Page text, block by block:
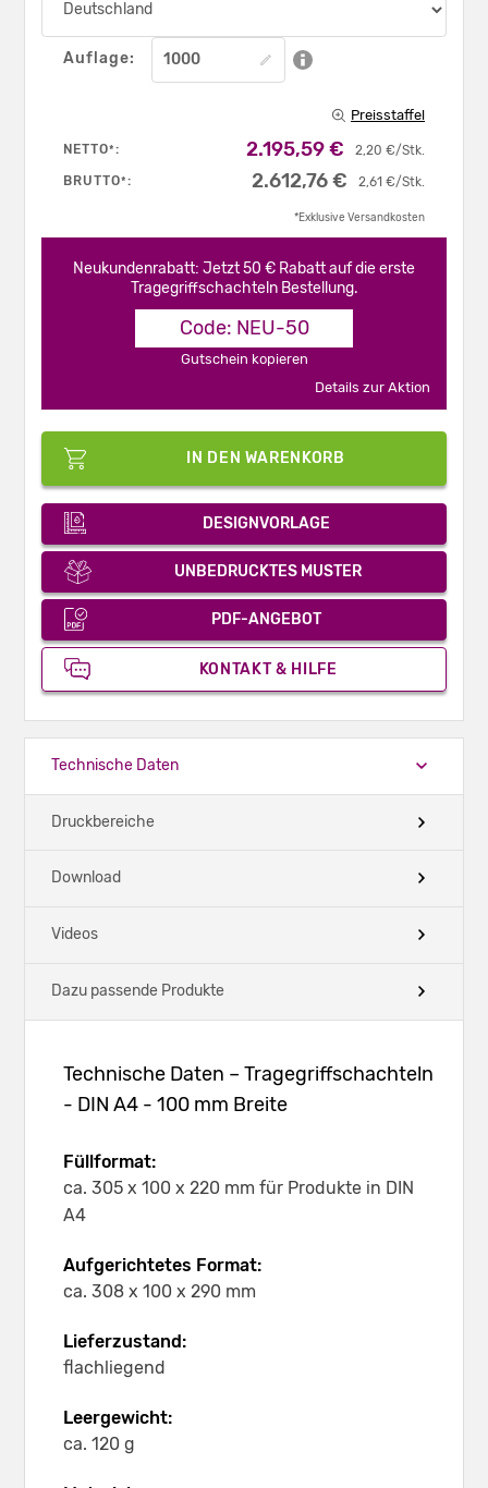
Auflage:
Preisstaffel
NETTO*: 2,20 €/Stk.
2.195,59 €
BRUTTO*: 2,61 €/Stk.
2.612,76 €
*Exklusive Versandkosten
Neukundenrabatt: Jetzt 50 € Rabatt auf die erste
Tragegriffschachteln Bestellung.
Code: NEU-50
Gutschein kopieren
Details zur Aktion
IN DEN WARENKORB
DESIGNVORLAGE
UNBEDRUCKTES MUSTER
PDF-ANGEBOT
KONTAKT & HILFE
Technische Daten
Druckbereiche
Download
Videos
Dazu passende Produkte
Technische Daten – Tragegriffschachteln
- DIN A4 - 100 mm Breite
Füllformat:
ca. 305 x 100 x 220 mm für Produkte in DIN
A4
Aufgerichtetes Format:
ca. 308 x 100 x 290 mm
Lieferzustand:
flachliegend
Leergewicht:
ca. 120 g